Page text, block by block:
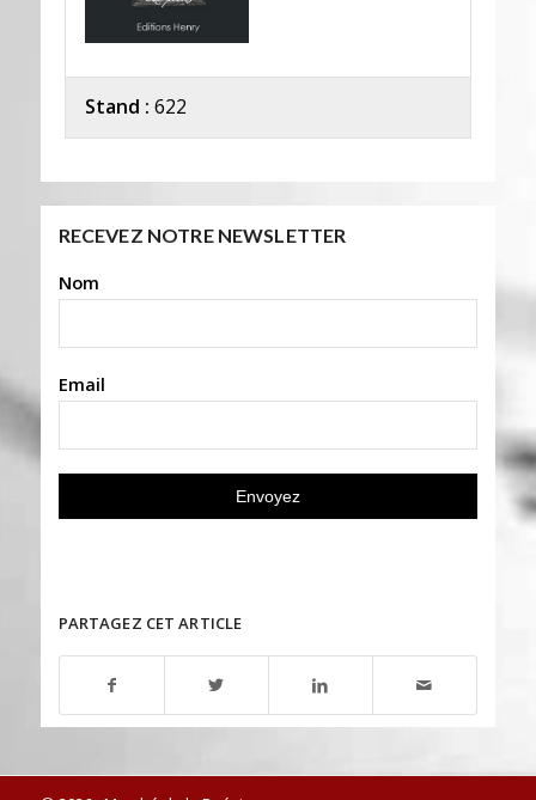
Stand : 622
RECEVEZ NOTRE NEWSLETTER
Nom
Email
PARTAGEZ CET ARTICLE